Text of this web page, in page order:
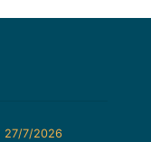
27/7/2026